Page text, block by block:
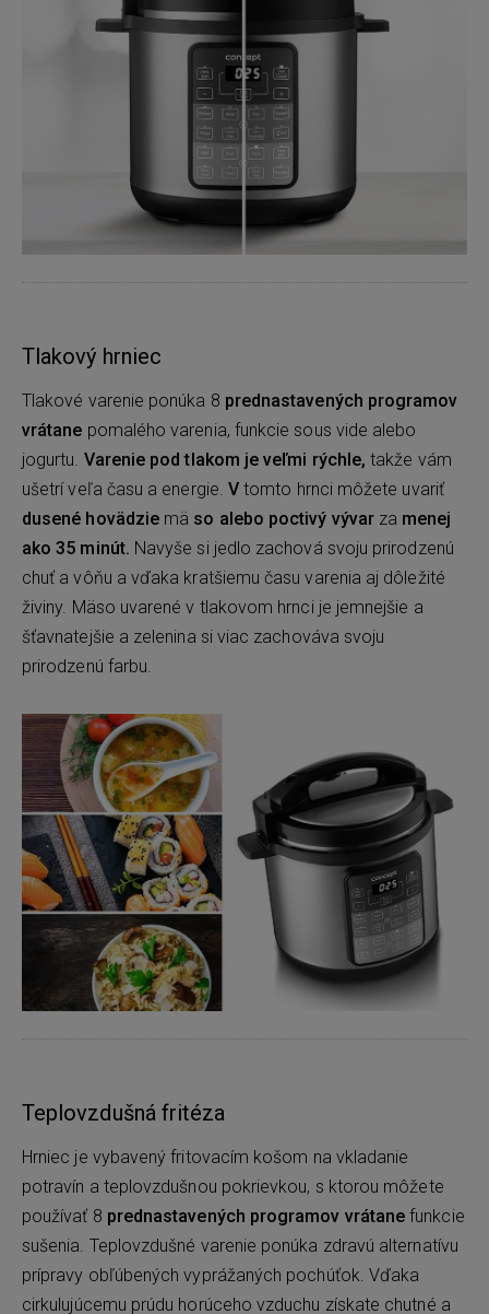
Tlakový hrniec
Tlakové varenie ponúka 8 prednastavených programov
vrátane pomalého varenia, funkcie sous vide alebo
jogurtu. Varenie pod tlakom je veľmi rýchle, takže vám
ušetrí veľa času a energie. V tomto hrnci môžete uvariť
dusené hovädzie mä so alebo poctivý vývarza menej
ako 35 minút. Navyše si jedlo zachová svoju prirodzenú
chuť a vôňu a vďaka kratšiemu času varenia aj dôležité
živiny. Mäso uvarené v tlakovom hrnci je jemnejšie a
šťavnatejšie a zelenina si viac zachováva svoju
prirodzenú farbu.
Teplovzdušná fritéza
Hrniec je vybavený fritovacím košom na vkladanie
potravín a teplovzdušnou pokrievkou, s ktorou môžete
používať 8 prednastavených programov vrátane funkcie
sušenia. Teplovzdušné varenie ponúka zdravú alternatívu
prípravy obľúbených vyprážaných pochúťok. Vďaka
cirkulujúcemu prúdu horúceho vzduchu získate chutné a